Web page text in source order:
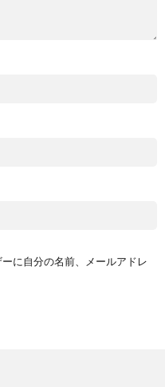
に自分の名前、メールアドレ